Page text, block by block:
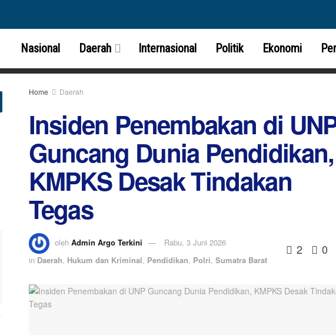
Nasional Daerah Internasional Politik Ekonomi
Home Daerah
Insiden Penembakan di
Guncang Dunia Pendidikan,
KMPKS Desak Tindakan
Tegas
oleh Admin Argo Terkini
Rabu, 3 Juni 2026
in Daerah, Hukum dan Kriminal, Pendidikan, Polri, Sumatra Barat
2 0